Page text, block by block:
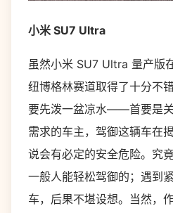
小米 SU7 Ultra
虽然小米 SU7 Ultra 量产版
纽博格林赛道取得了十分不
要先泼一盆凉水——首要是
需求的车主，驾御这辆车在
说会有必定的安全危险。究
一般人能轻松驾御的；遇到
车，后果不堪设想。当然，